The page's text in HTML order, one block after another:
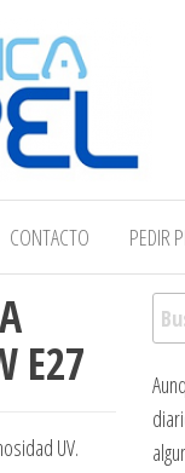
CONTACTO PEDIR
E27
UV.